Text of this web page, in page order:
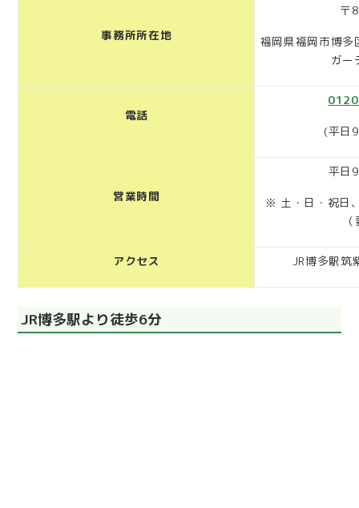
事務所所在地
〒
福岡県福岡市博
ガー
電話
(平日
営業時間
平日
※ 土・日・祝日
アクセス JR博多駅筑
JR博多駅より徒歩6分